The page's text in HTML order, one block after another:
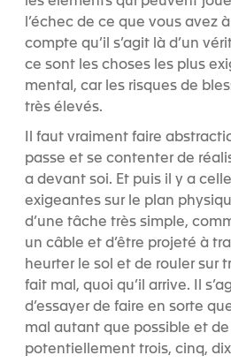
l’échec de ce que vous avez
compte qu’il s’agit là d’un
ce sont les choses les plus
mental, car les risques de
très élevés.
Il faut vraiment faire
passe et se contenter de
a devant soi. Et puis il y a
exigeantes sur le plan
d’une tâche très simple,
un câble et d’être projeté à
heurter le sol et de rouler sur
fait mal, quoi qu’il arrive. Il
d’essayer de faire en sorte
mal autant que possible et
potentiellement trois, cinq,